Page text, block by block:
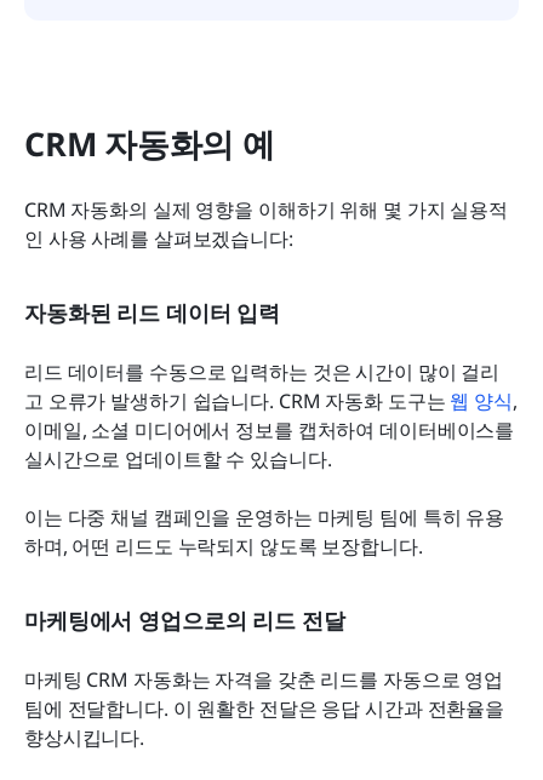
CRM 자동화의 예
CRM 자동화의 실제 영향을 이해하기 위해 몇 가지 실용적
인 사용 사례를 살펴보겠습니다:
자동화된 리드 데이터 입력
리드 데이터를 수동으로 입력하는 것은 시간이 많이 걸리
고 오류가 발생하기 쉽습니다. CRM 자동화 도구는 웹 양식,
이메일, 소셜 미디어에서 정보를 캡처하여 데이터베이스를
실시간으로 업데이트할 수 있습니다.
이는 다중 채널 캠페인을 운영하는 마케팅 팀에 특히 유용
하며, 어떤 리드도 누락되지 않도록 보장합니다.
마케팅에서 영업으로의 리드 전달
마케팅 CRM 자동화는 자격을 갖춘 리드를 자동으로 영업
팀에 전달합니다. 이 원활한 전달은 응답 시간과 전환율을
향상시킵니다.